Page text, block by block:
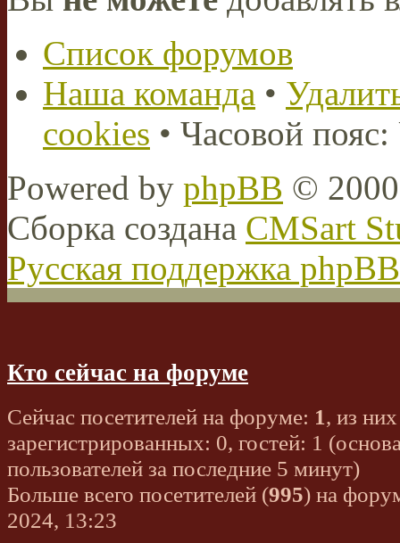
Список форумов
Наша команда •
cookies • Часовой
Powered by phpBB ©
Сборка создана CMSart
Русская поддержка phpBB
Кто сейчас на форуме
Сейчас посетителей на форуме: 1, из них
зарегистрированных: 0, гостей: 1
пользователей за последние 5 минут)
Больше всего посетителей (995) на
2024, 13:23